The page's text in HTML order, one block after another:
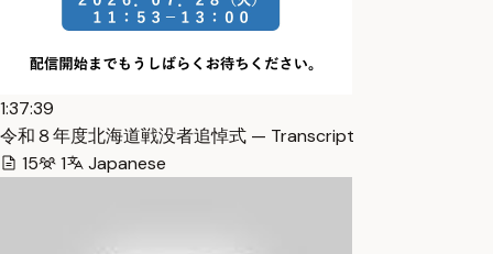
1:37:39
令和８年度北海道戦没者追悼式 — Transcript
15
1 Japanese